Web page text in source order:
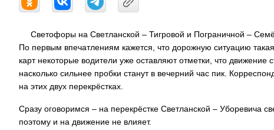
Светофоры на Светланской – Тигровой и Пограничной –
По первым впечатлениям кажется, что дорожную ситуацию
карт некоторые водители уже оставляют отметки, что движение
насколько сильнее пробки станут в вечерний час пик.
на этих двух перекрёстках.
Сразу оговоримся – на перекрёстке Светланской – Уборевича
поэтому и на движение не влияет.